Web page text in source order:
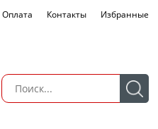
Оплата Контакты Избранные